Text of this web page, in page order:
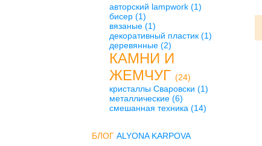
авторский lampwork (1)
бисер (1)
вязаные (1)
декоративный пластик (1)
деревянные (2)
КАМНИ И
ЖЕМЧУГ (24)
кристаллы Сваровски (1)
металлические (6)
смешанная техника (14)
БЛОГ ALYONA KARPOVA